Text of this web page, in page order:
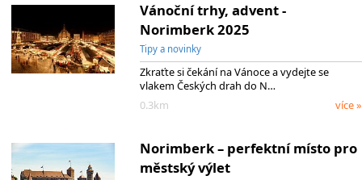
Vánoční trhy, advent -
Norimberk 2025
Tipy a novinky
Zkraťte si čekání na Vánoce a vydejte se
vlakem Českých drah do N…
0.3km
více »
Norimberk – perfektní místo pro
městský výlet